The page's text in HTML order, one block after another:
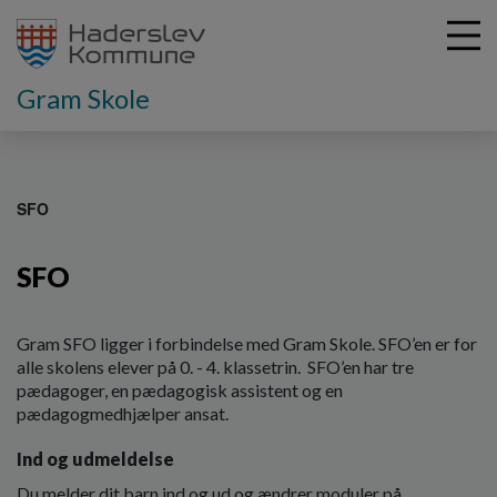
Gram Skole
SFO
SFO
Gram SFO ligger i forbindelse med Gram Skole. SFO’en er for
alle skolens elever på 0. - 4. klassetrin. SFO’en har tre
pædagoger, en pædagogisk assistent og en
pædagogmedhjælper ansat.
Ind og udmeldelse
Du melder dit barn ind og ud og ændrer moduler på